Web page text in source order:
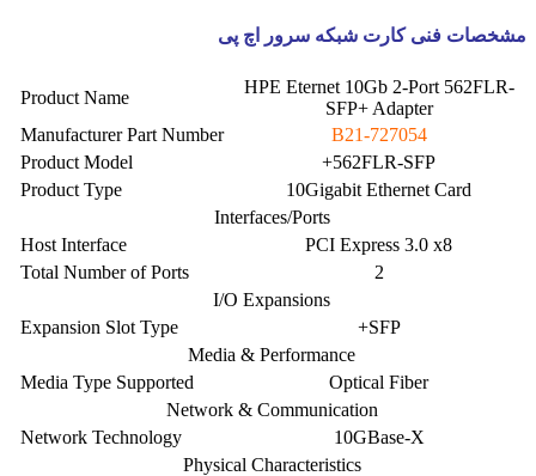
مشخصات فنی کارت شبکه سرور اچ پی
HPE Eternet 10Gb 2-Port 562FLR-
SFP+ Adapter
Product Name
727054-B21
Manufacturer Part Number
562FLR-SFP+
Product Model
10Gigabit Ethernet Card
Product Type
Interfaces/Ports
PCI Express 3.0 x8
Host Interface
2
Total Number of Ports
I/O Expansions
SFP+
Expansion Slot Type
Media & Performance
Optical Fiber
Media Type Supported
Network & Communication
10GBase-X
Network Technology
Physical Characteristics